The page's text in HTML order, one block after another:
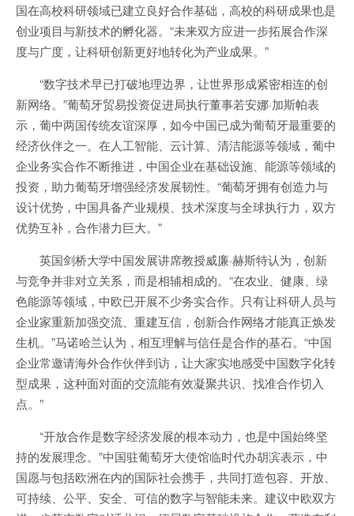
国在高校科研领域已建立良好合作基础，高校的科研成果也是
创业项目与新技术的孵化器。“未来双方应进一步拓展合作深
度与广度，让科研创新更好地转化为产业成果。”
“数字技术早已打破地理边界，让世界形成紧密相连的创
新网络。”葡萄牙贸易投资促进局执行董事若安娜·加斯帕表
示，葡中两国传统友谊深厚，如今中国已成为葡萄牙最重要的
经济伙伴之一。在人工智能、云计算、清洁能源等领域，葡中
企业务实合作不断推进，中国企业在基础设施、能源等领域的
投资，助力葡萄牙增强经济发展韧性。“葡萄牙拥有创造力与
设计优势，中国具备产业规模、技术深度与全球执行力，双方
优势互补，合作潜力巨大。”
英国剑桥大学中国发展讲席教授威廉·赫斯特认为，创新
与竞争并非对立关系，而是相辅相成的。“在农业、健康、绿
色能源等领域，中欧已开展不少务实合作。只有让科研人员与
企业家重新加强交流、重建互信，创新合作网络才能真正焕发
生机。”马诺哈兰认为，相互理解与信任是合作的基石。“中国
企业常邀请海外合作伙伴到访，让大家实地感受中国数字化转
型成果，这种面对面的交流能有效凝聚共识、找准合作切入
点。”
“开放合作是数字经济发展的根本动力，也是中国始终坚
持的发展理念。”中国驻葡萄牙大使馆临时代办胡滨表示，中
国愿与包括欧洲在内的国际社会携手，共同打造包容、开放、
可持续、公平、安全、可信的数字与智能未来。建议中欧双方